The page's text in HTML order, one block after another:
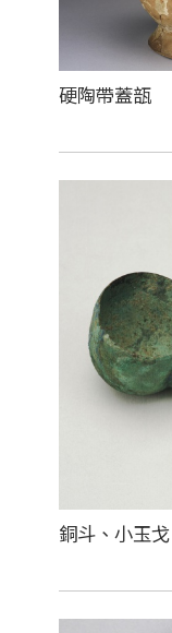
硬陶帶蓋瓿
銅斗、小玉戈